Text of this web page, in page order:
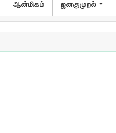
ஆன்மிகம் ஜனகுமுறல்